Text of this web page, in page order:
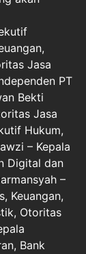
Jasa
PT
Bekti
Jasa
Hukum,
– Kepala
Digital dan
–
Keuangan,
Otoritas
Bank